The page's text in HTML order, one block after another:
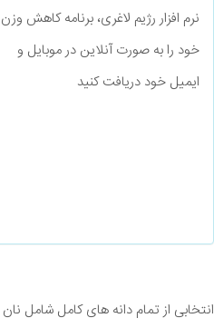
نرم افزار رژیم لاغری، برنامه کاهش وزن
خود را به صورت آنلاین در موبایل و
ایمیل خود دریافت کنید
انتخابی از تمام دانه های کامل شامل